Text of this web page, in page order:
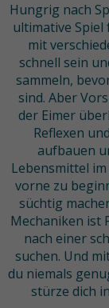
Hungrig nach
ultimative Spiel
mit
schnell sein
sammeln,
sind. Aber
der Eimer
Reflexen
aufbauen
Lebensmittel
vorne zu
süchtig
Mechaniken ist
nach einer
suchen. Und
du niemals
stürze dich